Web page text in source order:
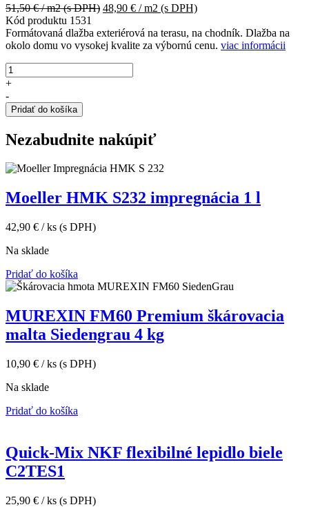
51,50€/ m2(s DPH) Pôvodná
bola:
51,50 €
48,90 € / m2 (s DPH)Aktuálna
je:
48,90 €
Kód produktu 1531
Formátovaná dlažba exteriérová na terasu, na chodník. Dlažba na
okolo domu vo vysokej kvalite za výbornú cenu. viac informácii
množstvo
Travertín
Silver
30,5×15,2×3
+
-
Pridať do košíka
Nezabudnite nakúpiť
Moeller HMK S232 impregnácia 1 l
42,90 € / ks (s DPH)
Na sklade
Pridať do košíka
MUREXIN FM60 Premium škárovacia
malta Siedengrau 4 kg
10,90 € / ks (s DPH)
Na sklade
Pridať do košíka
Quick-Mix NKF flexibilné lepidlo biele
C2TES1
25,90 € / ks (s DPH)